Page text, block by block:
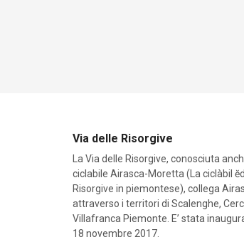
Via delle Risorgive
La Via delle Risorgive, conosciuta
ciclabile Airasca-Moretta (La ciclàbil
Risorgive in piemontese), collega
attraverso i territori di Scalenghe,
Villafranca Piemonte. E’ stata
18 novembre 2017.